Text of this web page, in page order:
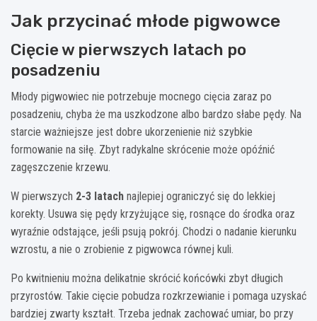
Jak przycinać młode pigwowce
Cięcie w pierwszych latach po
posadzeniu
Młody pigwowiec nie potrzebuje mocnego cięcia zaraz po
posadzeniu, chyba że ma uszkodzone albo bardzo słabe pędy. Na
starcie ważniejsze jest dobre ukorzenienie niż szybkie
formowanie na siłę. Zbyt radykalne skrócenie może opóźnić
zagęszczenie krzewu.
W pierwszych 2-3 latach najlepiej ograniczyć się do lekkiej
korekty. Usuwa się pędy krzyżujące się, rosnące do środka oraz
wyraźnie odstające, jeśli psują pokrój. Chodzi o nadanie kierunku
wzrostu, a nie o zrobienie z pigwowca równej kuli.
Po kwitnieniu można delikatnie skrócić końcówki zbyt długich
przyrostów. Takie cięcie pobudza rozkrzewianie i pomaga uzyskać
bardziej zwarty kształt. Trzeba jednak zachować umiar, bo przy